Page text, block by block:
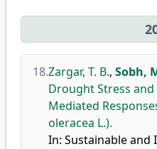
18.Zargar, T. B., Sobh,
Drought Stress
Mediated
oleracea L.).
In: Sustainable and